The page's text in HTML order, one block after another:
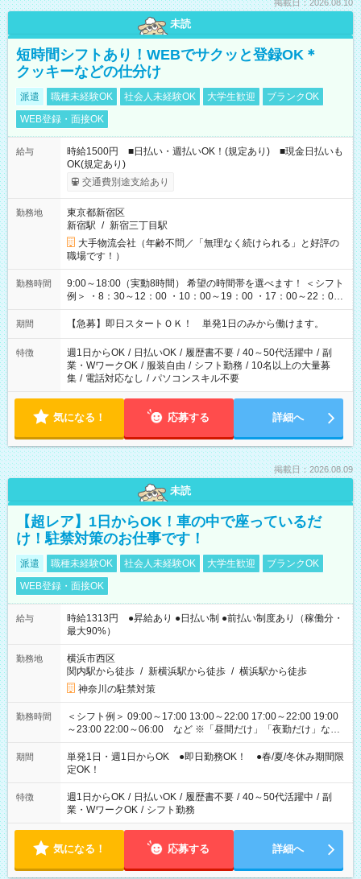
掲載日：2026.08.10
未読
短時間シフトあり！WEBでサクッと登録OK＊
クッキーなどの仕分け
派遣 職種未経験OK 社会人未経験OK 大学生歓迎
ブランクOK
WEB登録・面接OK
給与
時給1500円 ■日払い・週払いOK！(規定あり) ■現金日払いも
OK(規定あり)
交通費別途支給あり
勤務地
東京都新宿区
新宿駅 / 新宿三丁目駅
大手物流会社（年齢不問／「無理なく続けられる」と好評の
職場です！）
勤務時間
9:00～18:00（実動8時間） 希望の時間帯を選べます！ ＜シフト
例＞ ・8：30～12：00 ・10：00～19：00 ・17：00～22：00
・13：00～22：00 ・22：00～翌6：00 など
期間 【急募】即日スタートＯＫ！ 単発1日のみから働けます。
特徴 週1日からOK / 日払いOK / 履歴書不要 / 40～50代活躍中 / 副
業・WワークOK / 服装自由 / シフト勤務 / 10名以上の大量募
集 / 電話対応なし / パソコンスキル不要
気になる！ 応募する 詳細へ
掲載日：2026.08.09
未読
【超レア】1日からOK！車の中で座っているだ
け！駐禁対策のお仕事です！
派遣 職種未経験OK 社会人未経験OK 大学生歓迎
ブランクOK
WEB登録・面接OK
給与
時給1313円 ●昇給あり ●日払い制 ●前払い制度あり（稼働分・
最大90%）
勤務地
横浜市西区
関内駅から徒歩 / 新横浜駅から徒歩 / 横浜駅から徒歩
神奈川の駐禁対策
勤務時間
＜シフト例＞ 09:00～17:00 13:00～22:00 17:00～22:00 19:00
～23:00 22:00～06:00 など ※「昼間だけ」「夜勤だけ」など
の希望OK
期間
単発1日・週1日からOK ●即日勤務OK！ ●春/夏/冬休み期間限
定OK！
特徴 週1日からOK / 日払いOK / 履歴書不要 / 40～50代活躍中 / 副
業・WワークOK / シフト勤務
気になる！ 応募する 詳細へ